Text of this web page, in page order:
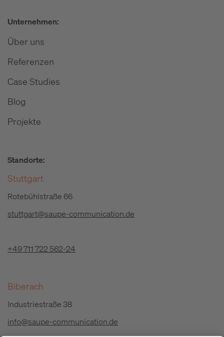
Unternehmen:
Über uns
Referenzen
Case Studies
Blog
Projekte
Standorte:
Stuttgart
Rotebühlstraße 66
stuttgart@saupe-communication.de
+49 711 722 562-24
Biberach
Industriestraße 38
info@saupe-communication.de